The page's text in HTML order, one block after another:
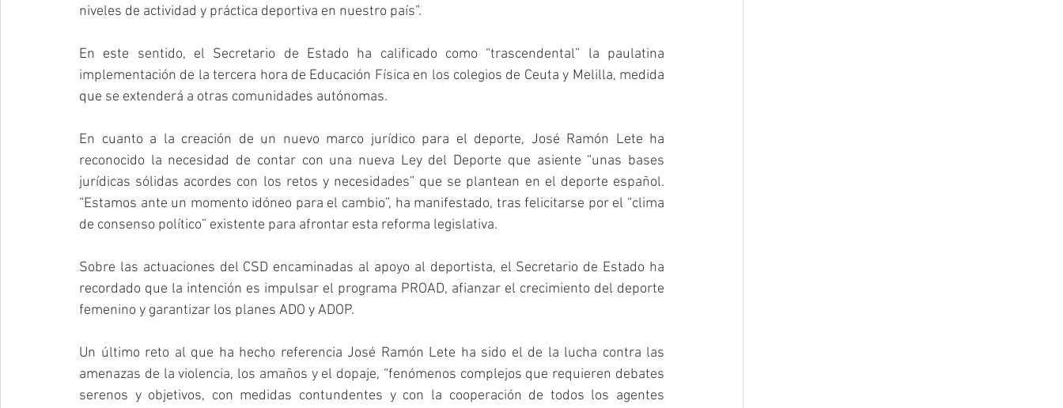
niveles de actividad y práctica deportiva en nuestro país”.
En este sentido, el Secretario de Estado ha calificado como “trascendental” la paulatina
implementación de la tercera hora de Educación Física en los colegios de Ceuta y Melilla, medida
que se extenderá a otras comunidades autónomas.
En cuanto a la creación de un nuevo marco jurídico para el deporte, José Ramón Lete ha
reconocido la necesidad de contar con una nueva Ley del Deporte que asiente “unas bases
jurídicas sólidas acordes con los retos y necesidades” que se plantean en el deporte español.
“Estamos ante un momento idóneo para el cambio”, ha manifestado, tras felicitarse por el “clima
de consenso político” existente para afrontar esta reforma legislativa.
Sobre las actuaciones del CSD encaminadas al apoyo al deportista, el Secretario de Estado ha
recordado que la intención es impulsar el programa PROAD, afianzar el crecimiento del deporte
femenino y garantizar los planes ADO y ADOP.
Un último reto al que ha hecho referencia José Ramón Lete ha sido el de la lucha contra las
amenazas de la violencia, los amaños y el dopaje, “fenómenos complejos que requieren debates
serenos y objetivos, con medidas contundentes y con la cooperación de todos los agentes